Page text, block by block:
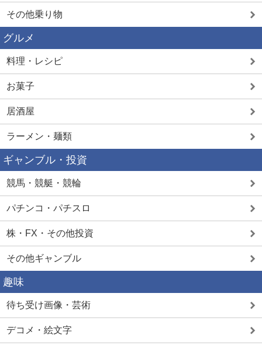
その他乗り物
グルメ
料理・レシピ
お菓子
居酒屋
ラーメン・麺類
ギャンブル・投資
競馬・競艇・競輪
パチンコ・パチスロ
株・FX・その他投資
その他ギャンブル
趣味
待ち受け画像・芸術
デコメ・絵文字